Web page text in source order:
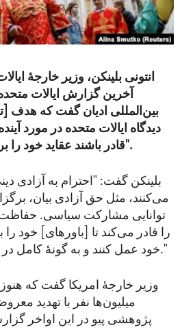
انتونی بلینکن، وزیر خارجهٔ
آخرین گزارش ایالات
بین‌المللی ادیان گفت که هدف
دیدگاه ایالات متحده در مورد
قادر باشند عقاید خود را برگزیده و به آن عمل کنند".
بلینکن گفت: "احترام به آزادی
می‌کنند، مثل حق آزادی بیان،
توانایی مشارکت سیاسی.
را قادر می‌کند تا [باورهای] خود را
خود عمل کنند و به گونهٔ کامل در جوامع شان سهیم باشند."
وزیر خارجهٔ امریکا گفت که
میلیون‌ها نفر با تهدید
پژوهشی پیو در این اواخر